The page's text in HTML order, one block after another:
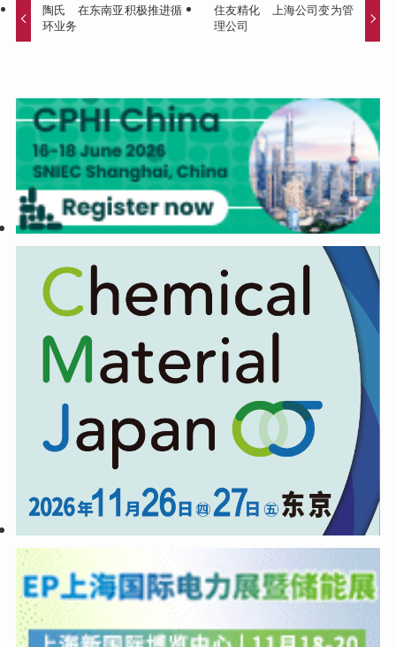
陶氏 在东南亚积极推进循
环业务
住友精化 上海公司变为管
理公司